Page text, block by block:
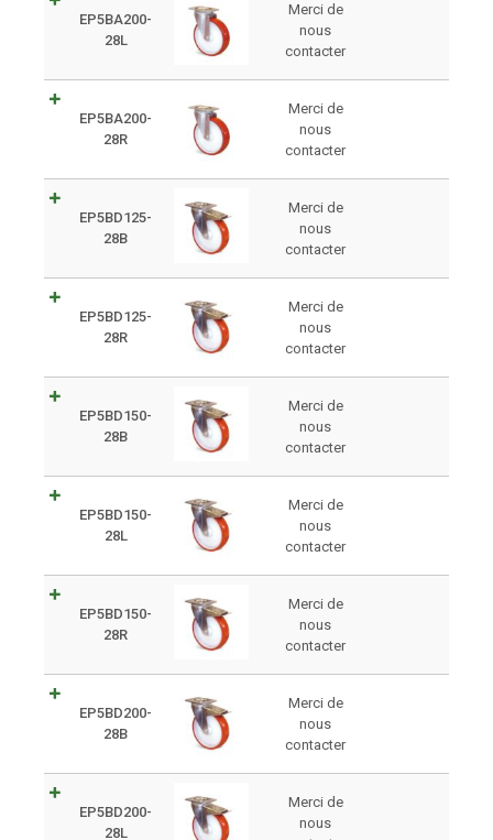
EP5BA200-
28L
Merci de
nous
contacter
EP5BA200-
28R
Merci de
nous
contacter
EP5BD125-
28B
Merci de
nous
contacter
EP5BD125-
28R
Merci de
nous
contacter
EP5BD150-
28B
Merci de
nous
contacter
EP5BD150-
28L
Merci de
nous
contacter
EP5BD150-
28R
Merci de
nous
contacter
EP5BD200-
28B
Merci de
nous
contacter
EP5BD200-
28L
Merci de
nous